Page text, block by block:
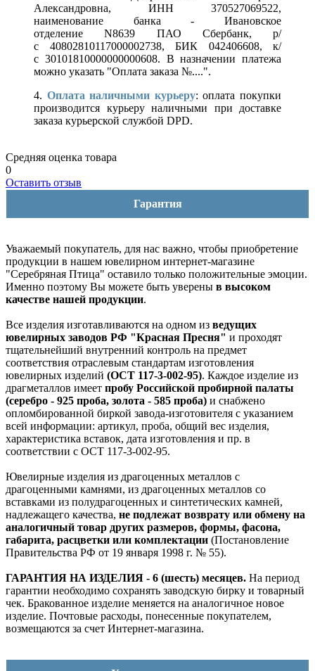
Александровна, ИНН 370527069522,
наименование банка - Ивановское
отделение N8639 ПАО Сбербанк, р/
с 40802810117000002738, БИК 042406608, к/
с 30101810000000000608. В назначении платежа
можно указать "Оплата заказа №....".
4. Оплата наличными курьеру: оплата покупки
производится курьеру наличными при доставке
заказа курьерской службой DPD.
Средняя оценка товара
0
Оставить отзыв
Гарантия
Уважаемый покупатель, для нас важно, чтобы приобретение
продукции в нашем ювелирном интернет-магазине
"Серебряная Птица" оставило только положительные эмоции.
Именно поэтому Вы можете быть уверены в высоком
качестве нашей продукции.
Все изделия изготавливаются на одном из ведущих
ювелирных заводов РФ "Красная Пресня" и проходят
тщательнейший внутренний контроль на предмет
соответствия отраслевым стандартам изготовления
ювелирных изделий (ОСТ 117-3-002-95). Каждое изделие из
драгметаллов имеет пробу Российской пробирной палаты
(серебро - 925 проба, золота - 585 проба) и снабжено
опломбированной биркой завода-изготовителя с указанием
всей информации: артикул, проба, общий вес изделия,
характеристика вставок, дата изготовления и пр. в
соответствии с ОСТ 117-3-002-95.
Ювелирные изделия из драгоценных металлов с
драгоценными камнями, из драгоценных металлов со
вставками из полудрагоценных и синтетических камней,
надлежащего качества, не подлежат возврату или обмену на
аналогичный товар других размеров, формы, фасона,
габарита, расцветки или комплектации (Постановление
Правительства РФ от 19 января 1998 г. № 55).
ГАРАНТИЯ НА ИЗДЕЛИЯ - 6 (шесть) месяцев. На период
гарантии необходимо сохранять заводскую бирку и товарный
чек. Бракованное изделие меняется на аналогичное новое
изделие. Почтовые расходы, понесенные покупателем,
возмещаются за счет Интернет-магазина.